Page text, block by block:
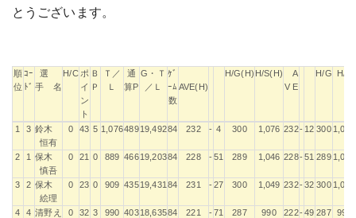
とうございます。
順
位
ｺｰ
ﾄﾞ
選
手 名
H/C ポ
イ
ン
ト
Ｂ
Ｐ
Ｔ／
Ｌ
通
算P
G・Ｔ
／Ｌ
ｹﾞ
ｰﾑ
数
AVE(H)
H/G(H) H/S(H)
A
V E
H/G H/S
順
ｺｰ
選
手 名
H/C
ポ
ン
Ｂ Ｔ／
通 G・Ｔ ｹﾞ
数
H/G(H) H/S(H) A
H/G H/S
1 3 鈴木
恒有
0 43 5 1,07648919,49284 232 - 4 300 1,076 232- 12 300 1,076
2 1
保木
慎吾
0 21 0 889 46619,20384 228 -51 289 1,046 228-51 289 1,046
3 2 保木
絵理
0 23 0 909 43519,431 84 231 -27 300 1,049 232-32 300 1,049
4 4 清野え
0 32 3 990 40318,63584 221 -71 287 990 222-49 287 990